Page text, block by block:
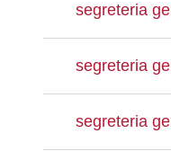
segreteria
segreteria
segreteria